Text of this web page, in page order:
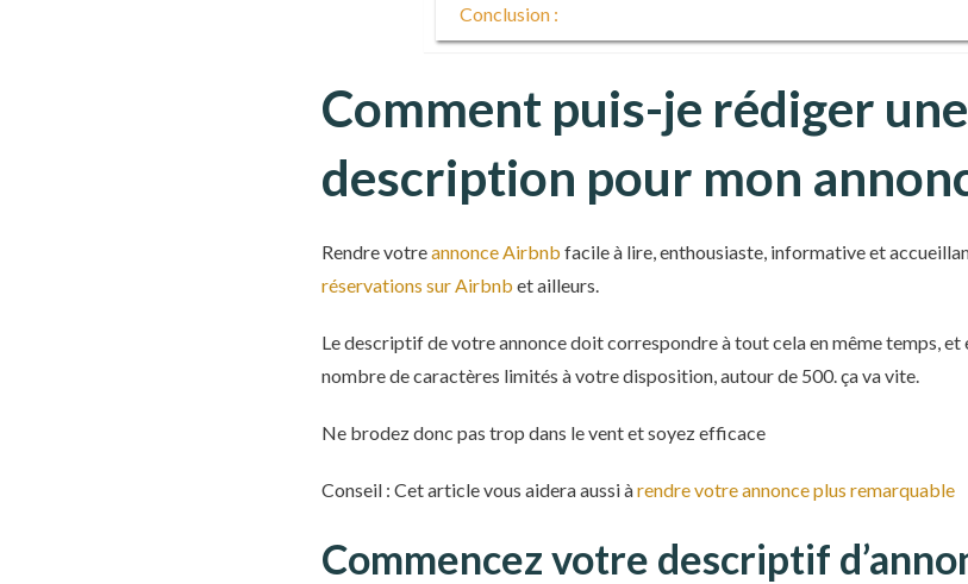
Conclusion :
Comment puis-je rédiger
description pour mon
Rendre votreannonce Airbnb facile à lire, enthousiaste, informative et
réservations sur Airbnb et ailleurs.
Le descriptif de votre annonce doit correspondre à tout cela en même temps, et
nombre de caractères limités à votre disposition, autour de 500. ça va vite.
Ne brodez donc pas trop dans le vent et soyez efficace
Conseil : Cet article vous aidera aussi àrendre votre annonce plus remarquable
Commencez votre descriptif